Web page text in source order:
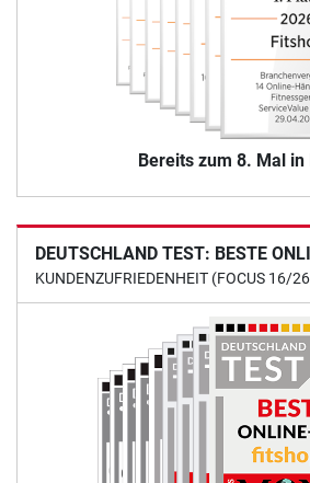
Bereits zum 8. Mal in
DEUTSCHLAND TEST: BESTE
KUNDENZUFRIEDENHEIT (FOCUS 16/